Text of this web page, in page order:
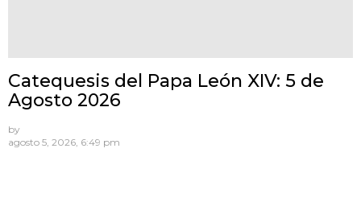
Catequesis del Papa León XIV: 5 de
Agosto 2026
by
agosto 5, 2026, 6:49 pm